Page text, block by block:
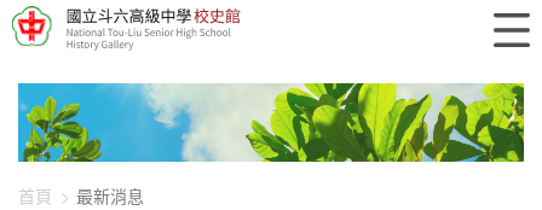
448-3133
首頁 最新消息